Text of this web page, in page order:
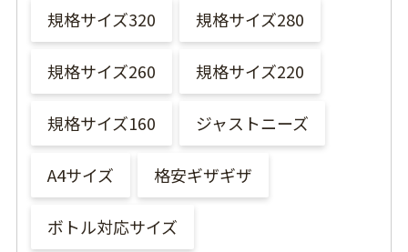
規格サイズ320 規格サイズ280
規格サイズ260 規格サイズ220
規格サイズ160 ジャストニーズ
A4サイズ 格安ギザギザ
ボトル対応サイズ